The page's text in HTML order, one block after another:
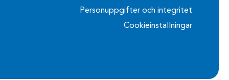
Personuppgifter och integritet
Cookieinställningar